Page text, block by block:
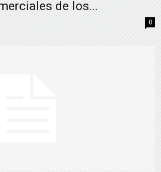
de los...
0